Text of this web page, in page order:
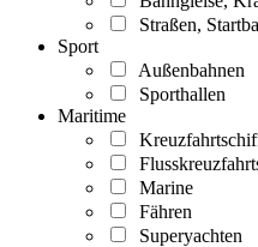
Straßen,
Sport
Außenbahnen
Sporthallen
Maritime
Marine
Fähren
Superyachten